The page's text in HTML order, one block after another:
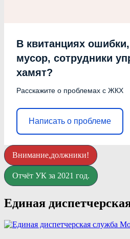
В квитанциях
мусор, сотрудники
хамят?
Расскажите о проблемах с ЖКХ
Написать о проблеме
Внимание,должники!
Отчёт УК за 2021 год.
Единая